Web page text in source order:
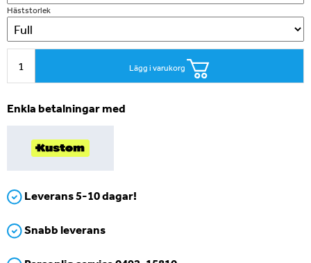
Häststorlek
Lägg i varukorg
Enkla betalningar med
Leverans 5-10 dagar!
Snabb leverans